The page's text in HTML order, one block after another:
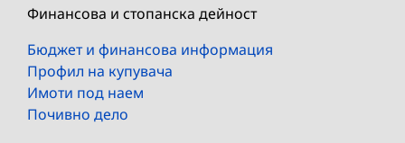
Финансова и стопанска дейност
Бюджет и финансова информация
Профил на купувача
Имоти под наем
Почивно дело